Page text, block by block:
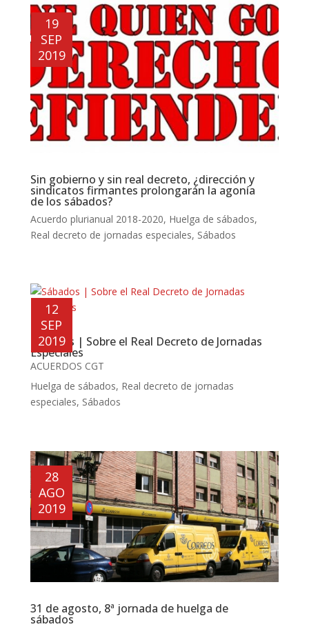
Sin gobierno y sin real decreto, ¿dirección y
sindicatos firmantes prolongarán la agonía
de los sábados?
19
SEP
2019
Acuerdo plurianual 2018-2020, Huelga de sábados,
Real decreto de jornadas especiales, Sábados
Sábados | Sobre el Real Decreto de Jornadas
Especiales
12
SEP
2019
ACUERDOS CGT
Huelga de sábados, Real decreto de jornadas
especiales, Sábados
31 de agosto, 8ª jornada de huelga de
sábados
28
AGO
2019